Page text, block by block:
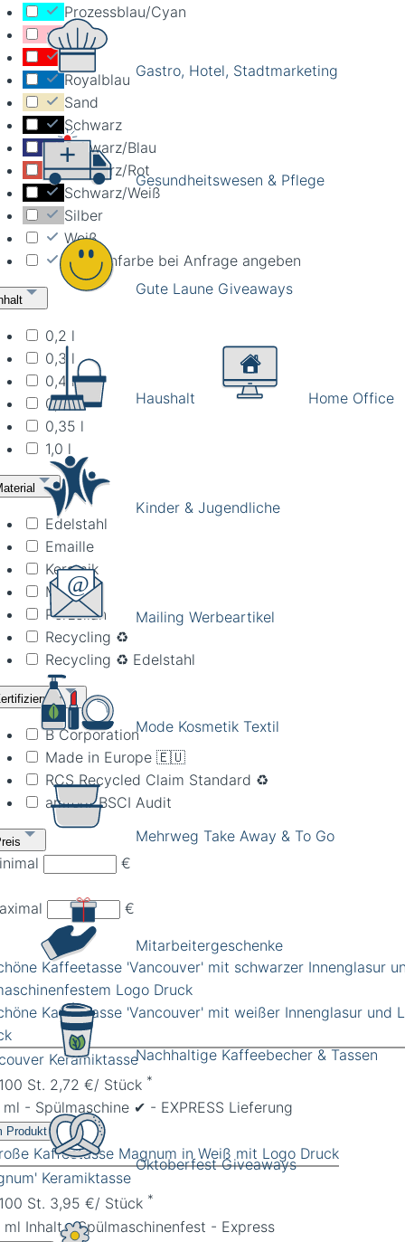
Gastro, Hotel, Stadtmarketing
Gesundheitswesen & Pflege
Gute Laune Giveaways
Haushalt Home Office
Kinder & Jugendliche
Mailing Werbeartikel
Mode Kosmetik Textil
Mehrweg Take Away & To Go
Mitarbeitergeschenke
Nachhaltige Kaffeebecher & Tassen
Oktoberfest Giveaways
Prozessblau/Cyan
Rosa
Rot
Royalblau
Sand
Schwarz
Schwarz/Blau
Schwarz/Rot
Schwarz/Weiß
Silber
Weiß
Wunschfarbe bei Anfrage angeben
0,2 l
0,3 l
0,4 l
0,25 l
0,35 l
1,0 l
Edelstahl
Emaille
Keramik
Metall
Porzellan
Recycling ♻️
Recycling ♻️ Edelstahl
B Corporation
Made in Europe 🇪🇺
RCS Recycled Claim Standard ♻️
amfori/ BSCI Audit
€
€
Keramiktasse
St. 2,72 €/ Stück *
- Spülmaschine ✔︎ - EXPRESS Lieferung
Produkt
Keramiktasse
St. 3,95 €/ Stück *
Inhalt - Spülmaschinenfest - Express